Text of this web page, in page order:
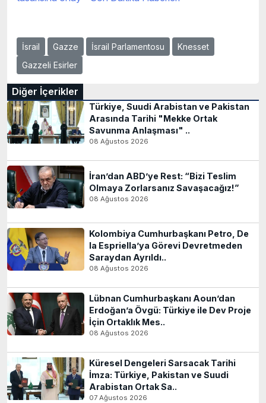
İsrail Gazze İsrail Parlamentosu
Knesset
Gazzeli Esirler
Diğer İçerikler
Türkiye, Suudi Arabistan ve Pakistan
Arasında Tarihi "Mekke Ortak
Savunma Anlaşması" ..
08 Ağustos 2026
İran’dan ABD’ye Rest: “Bizi Teslim
Olmaya Zorlarsanız Savaşacağız!”
08 Ağustos 2026
Kolombiya Cumhurbaşkanı Petro, De
la Espriella’ya Görevi Devretmeden
Saraydan Ayrıldı..
08 Ağustos 2026
Lübnan Cumhurbaşkanı Aoun’dan
Erdoğan’a Övgü: Türkiye ile Dev Proje
İçin Ortaklık Mes..
08 Ağustos 2026
Küresel Dengeleri Sarsacak Tarihi
İmza: Türkiye, Pakistan ve Suudi
Arabistan Ortak Sa..
07 Ağustos 2026